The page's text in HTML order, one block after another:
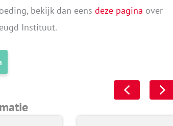
bekijk dan eens deze pagina over
Instituut.